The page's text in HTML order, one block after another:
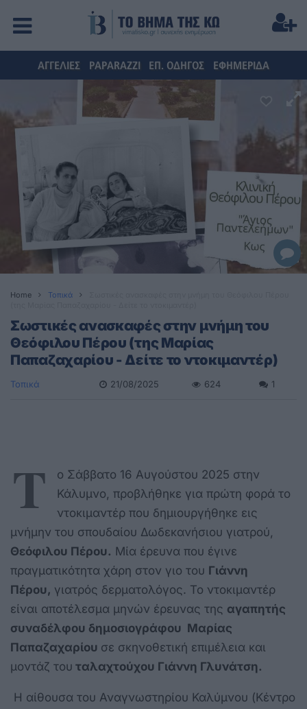
ΑΓΓΕΛΙΕΣ PAPARAZZI ΕΠ. ΟΔΗΓΟΣ ΕΦΗΜΕΡΙΔΑ
Home Τοπικά
Σωστικές ανασκαφές στην μνήμη του
Θεόφιλου Πέρου (της Μαρίας
Παπαζαχαρίου - Δείτε το ντοκιμαντέρ)
Τοπικά 21/08/2025 624 1
T o Σάββατο 16 Αυγούστου 2025 στην
Κάλυμνο, προβλήθηκε για πρώτη φορά το
ντοκιμαντέρ που δημιουργήθηκε εις
μνήμην του σπουδαίου Δωδεκανήσιου γιατρού,
Θεόφιλου Πέρου. Μία έρευνα που έγινε
πραγματικότητα χάρη στον γιο του Γιάννη
Πέρου, γιατρός δερματολόγος. Το ντοκιμαντέρ
είναι αποτέλεσμα μηνών έρευνας της αγαπητής
συναδέλφου δημοσιογράφου Μαρίας
Παπαζαχαρίου σε σκηνοθετική επιμέλεια και
μοντάζ του ταλαχτούχου Γιάννη Γλυνάτση.
Η αίθουσα του Αναγνωστηρίου Καλύμνου (Κέντρο